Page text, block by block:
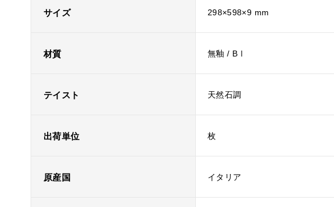
サイズ 298×598×9 mm
材質 無釉 / BⅠ
テイスト 天然石調
出荷単位 枚
原産国 イタリア